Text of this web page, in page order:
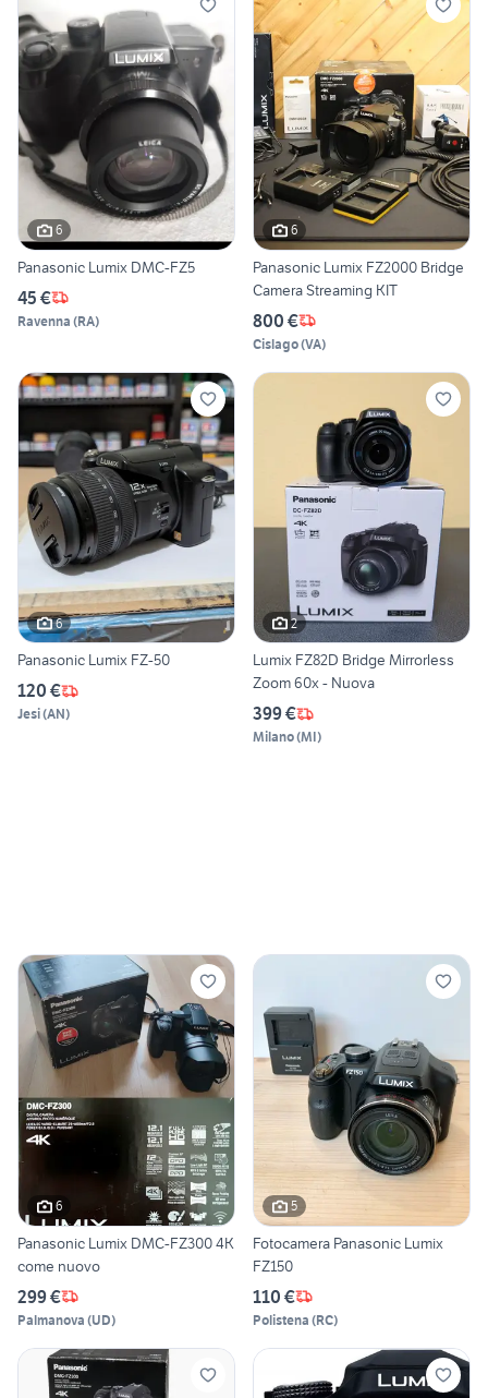
6
Panasonic Lumix DMC-FZ5
45 €
Ravenna (RA)
6
Panasonic Lumix FZ2000 Bridge
Camera Streaming KIT
800 €
Cislago(VA)
6
Panasonic Lumix FZ-50
120 €
Jesi(AN)
2
Lumix FZ82D Bridge Mirrorless
Zoom 60x - Nuova
399 €
Milano(MI)
6
Panasonic Lumix DMC-FZ300 4K
come nuovo
299 €
Palmanova (UD)
5
Fotocamera Panasonic Lumix
FZ150
110 €
Polistena (RC)